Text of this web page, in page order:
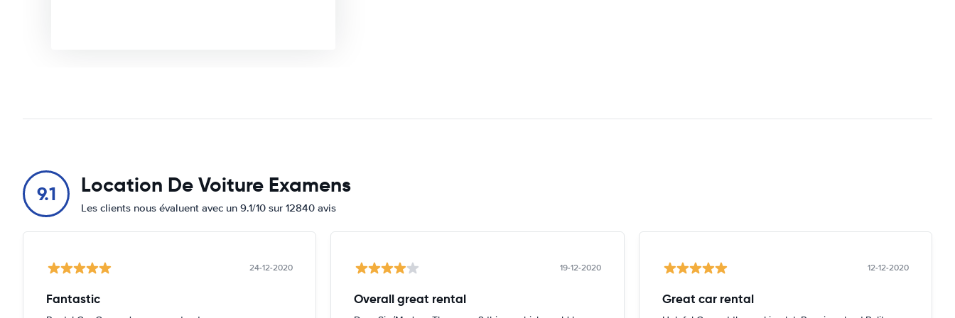
9.1 Location De Voiture Examens
Les clients nous évaluent avec un 9.1/10 sur 12840 avis
24-12-2020
Fantastic
19-12-2020
Overall great rental
12-12-2020
Great car rental